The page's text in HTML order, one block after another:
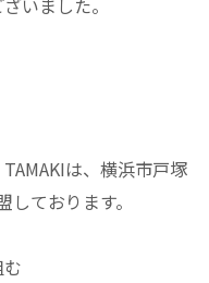
は、横浜市戸塚
ております。